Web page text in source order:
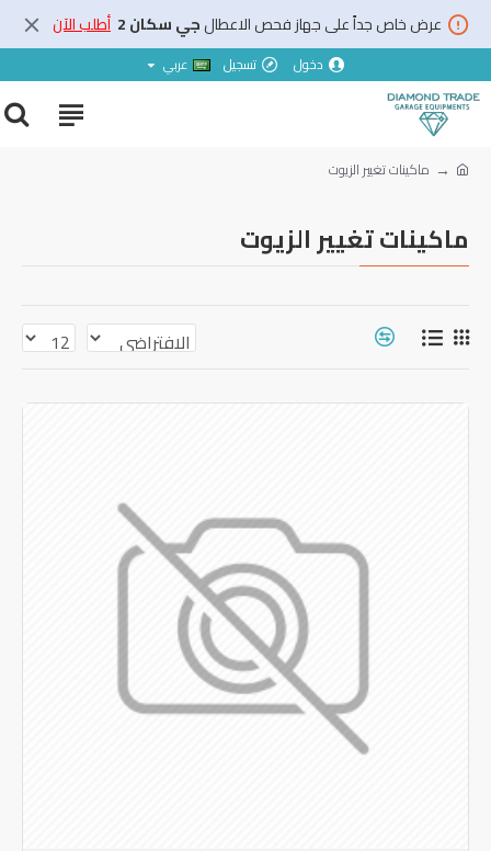
عرض خاص جداً على جهاز فحص الاعطالجي سكان 2 أطلب الآن
دخول تسجيل عربي
ماكينات تغيير الزيوت
ماكينات تغيير الزيوت